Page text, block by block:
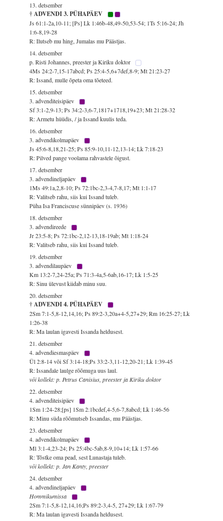
13. detsember
† ADVENDI 3. PÜHAPÄEV
Js 61:1-2a,10-11; [Ps] Lk 1:46b-48,49-50,53-54; 1Ts 5:16-24; Jh
1:6-8,19-28
R: Ilutseb mu hing, Jumalas mu Päästjas.
14. detsember
p. Risti Johannes, preester ja Kiriku doktor
4Ms 24:2-7,15-17abcd; Ps 25:4-5,6+7def,8-9; Mt 21:23-27
R: Issand, mulle õpeta oma tõeteed.
15. detsember
3. advenditeisipäev
Sf 3:1-2,9-13; Ps 34:2-3,6-7,1817+1718,19+23; Mt 21:28-32
R: Armetu hüüdis, / ja Issand kuulis teda.
16. detsember
3. advendikolmapäev
Js 45:6-8,18,21-25; Ps 85:9-10,11-12,13-14; Lk 7:18-23
R: Pilved pange voolama rahvastele õigust.
17. detsember
3. advendineljapäev
1Ms 49:1a,2,8-10; Ps 72:1bc-2,3-4,7-8,17; Mt 1:1-17
R: Valitseb rahu, siis kui Issand tuleb.
Püha Isa Franciscuse sünnipäev (s. 1936)
18. detsember
3. advendireede
Jr 23:5-8; Ps 72:1bc-2,12-13,18-19ab; Mt 1:18-24
R: Valitseb rahu, siis kui Issand tuleb.
19. detsember
3. advendilaupäev
Km 13:2-7,24-25a; Ps 71:3-4a,5-6ab,16-17; Lk 1:5-25
R: Sinu ülevust kiidab minu suu.
20. detsember
† ADVENDI 4. PÜHAPÄEV
2Sm 7:1-5,8-12,14,16; Ps 89:2-3,20a+4-5,27+29; Rm 16:25-27; Lk
1:26-38
R: Ma laulan igavesti Issanda heldusest.
21. detsember
4. advendiesmaspäev
Ül 2:8-14 või Sf 3:14-18;Ps 33:2-3,11-12,20-21; Lk 1:39-45
R: Issandale laulge rõõmuga uus laul.
või kollekt: p. Petrus Canisius, preester ja Kiriku doktor
22. detsember
4. advenditeisipäev
1Sm 1:24-28;[ps] 1Sm 2:1bcdef,4-5,6-7,8abcd; Lk 1:46-56
R: Minu süda rõõmutseb Issandas, mu Päästjas.
23. detsember
4. advendikolmapäev
Ml 3:1-4,23-24; Ps 25:4bc-5ab,8-9,10+14; Lk 1:57-66
R: Tõstke oma pead, sest Lunastaja tuleb.
või kollekt: p. Jan Kanty, preester
24. detsember
4. advendineljapäev
Hommikumissa
2Sm 7:1-5,8-12,14,16;Ps 89:2-3,4-5, 27+29; Lk 1:67-79
R: Ma laulan igavesti Issanda heldusest.